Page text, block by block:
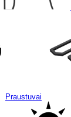
Praustuvai